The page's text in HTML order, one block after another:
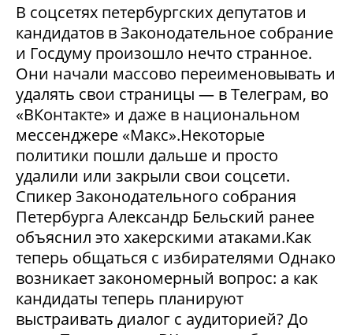
В соцсетях петербургских депутатов и
кандидатов в Законодательное собрание
и Госдуму произошло нечто странное.
Они начали массово переименовывать и
удалять свои страницы — в Телеграм, во
«ВКонтакте» и даже в национальном
мессенджере «Макс».Некоторые
политики пошли дальше и просто
удалили или закрыли свои соцсети.
Спикер Законодательного собрания
Петербурга Александр Бельский ранее
объяснил это хакерскими атаками.Как
теперь общаться с избирателями Однако
возникает закономерный вопрос: а как
кандидаты теперь планируют
выстраивать диалог с аудиторией? До